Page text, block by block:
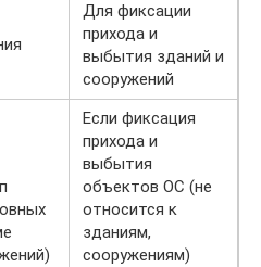
Для фиксации
прихода и
выбытия зданий и
сооружений
Если фиксация
прихода и
выбытия
объектов ОС (не
относится к
зданиям,
сооружениям)